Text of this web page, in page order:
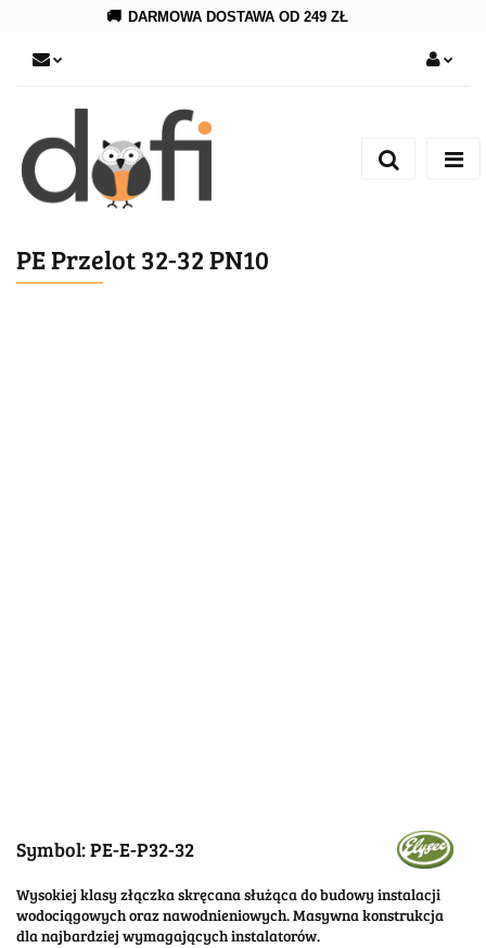
🚚 DARMOWA DOSTAWA OD 249 ZŁ
Zarejestruj się
PE Przelot 32-32 PN10
Symbol:PE-E-P32-32
Wysokiej klasy złączka skręcana służąca do budowy instalacji
wodociągowych oraz nawodnieniowych. Masywna konstrukcja
dla najbardziej wymagających instalatorów.